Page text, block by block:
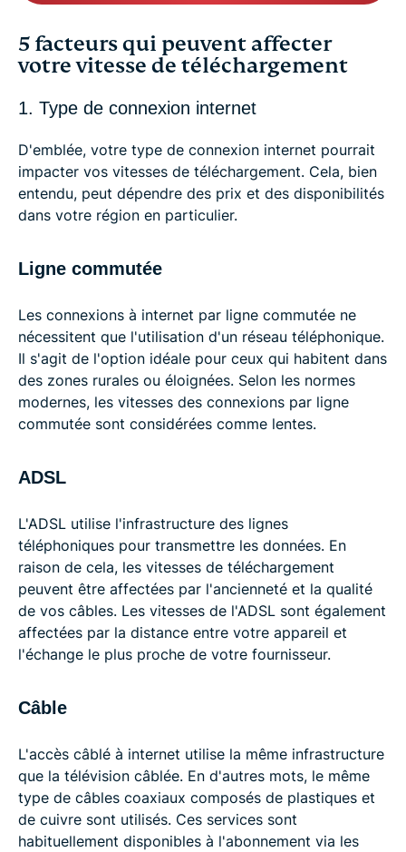
5 facteurs qui peuvent affecter
votre vitesse de téléchargement
1. Type de connexion internet
D'emblée, votre type de connexion internet pourrait
impacter vos vitesses de téléchargement. Cela, bien
entendu, peut dépendre des prix et des disponibilités
dans votre région en particulier.
Ligne commutée
Les connexions à internet par ligne commutée ne
nécessitent que l'utilisation d'un réseau téléphonique.
Il s'agit de l'option idéale pour ceux qui habitent dans
des zones rurales ou éloignées. Selon les normes
modernes, les vitesses des connexions par ligne
commutée sont considérées comme lentes.
ADSL
L'ADSL utilise l'infrastructure des lignes
téléphoniques pour transmettre les données. En
raison de cela, les vitesses de téléchargement
peuvent être affectées par l'ancienneté et la qualité
de vos câbles. Les vitesses de l'ADSL sont également
affectées par la distance entre votre appareil et
l'échange le plus proche de votre fournisseur.
Câble
L'accès câblé à internet utilise la même infrastructure
que la télévision câblée. En d'autres mots, le même
type de câbles coaxiaux composés de plastiques et
de cuivre sont utilisés. Ces services sont
habituellement disponibles à l'abonnement via les